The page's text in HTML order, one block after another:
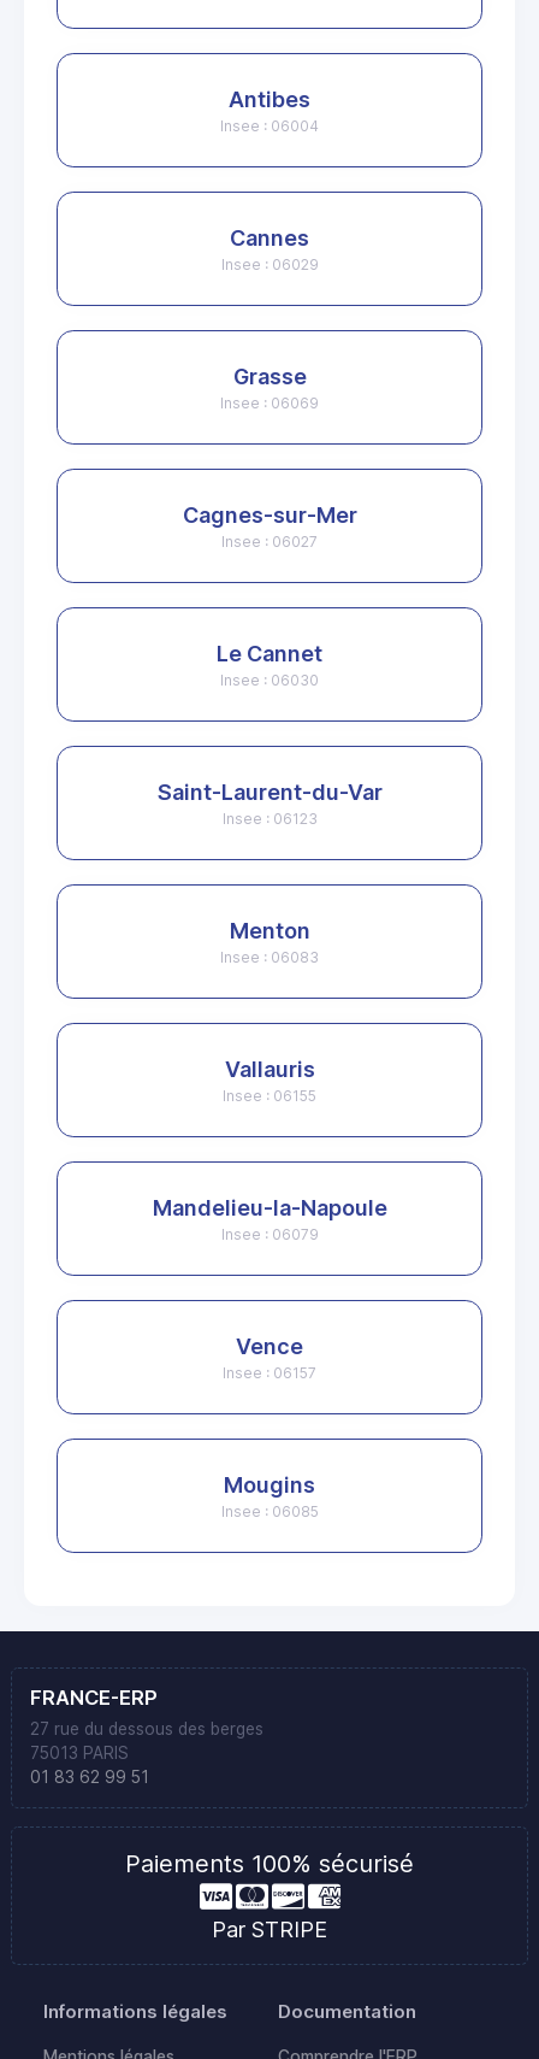
Antibes
Insee : 06004
Cannes
Insee : 06029
Grasse
Insee : 06069
Cagnes-sur-Mer
Insee : 06027
Le Cannet
Insee : 06030
Saint-Laurent-du-Var
Insee : 06123
Menton
Insee : 06083
Vallauris
Insee : 06155
Mandelieu-la-Napoule
Insee : 06079
Vence
Insee : 06157
Mougins
Insee : 06085
FRANCE-ERP
27 rue du dessous des berges
75013 PARIS
01 83 62 99 51
Paiements 100% sécurisé
Par STRIPE
Informations légales Documentation